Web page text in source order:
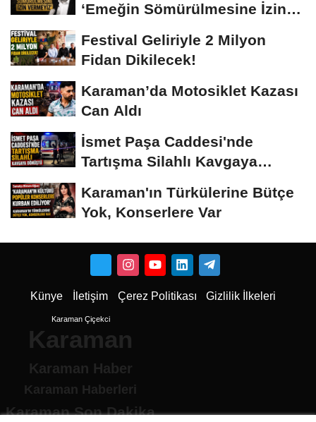
‘Emeğin Sömürülmesine İzin
Festival Geliriyle 2 Milyon
Fidan Dikilecek!
Karaman’da Motosiklet Kazası
Can Aldı
İsmet Paşa Caddesi'nde
Tartışma Silahlı Kavgaya
Karaman'ın Türkülerine Bütçe
Yok, Konserlere Var
Künye İletişim Çerez Politikası Gizlilik İlkeleri
Karaman Çiçekci
Karaman
Karaman Haber
Karaman Haberleri
Karaman Son Dakika